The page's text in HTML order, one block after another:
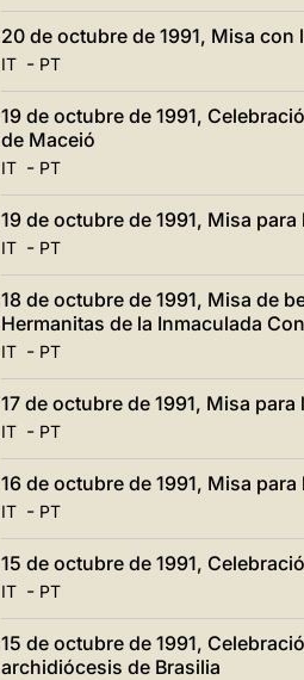
20 de octubre de 1991, Misa con
IT- PT
19 de octubre de 1991,
de Maceió
IT- PT
19 de octubre de 1991, Misa
IT- PT
18 de octubre de 1991, Misa de
Hermanitas de la Inmaculada
IT- PT
17 de octubre de 1991, Misa
IT- PT
16 de octubre de 1991, Misa
IT- PT
15 de octubre de 1991,
IT- PT
15 de octubre de 1991,
archidiócesis de Brasilia